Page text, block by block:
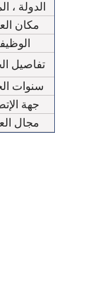
الدولة ،
مكان
تفاصيل
سنوات
جهة
مجال